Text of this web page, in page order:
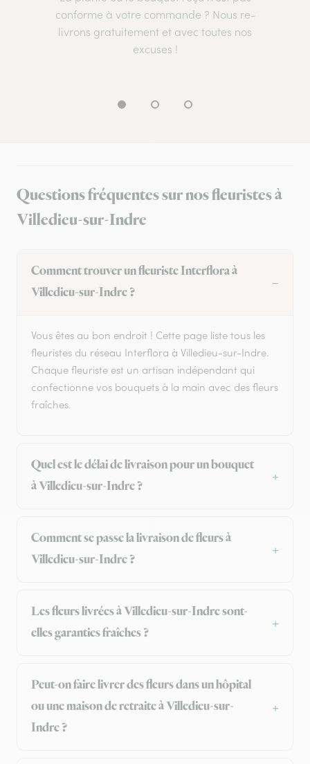
conforme à votre commande ? Nous re-
livrons gratuitement et avec toutes nos
excuses !
Questions fréquentes sur nos fleuristes à
Villedieu-sur-Indre
Comment trouver un fleuriste Interflora à
Villedieu-sur-Indre ?
Vous êtes au bon endroit ! Cette page liste tous les
fleuristes du réseau Interflora à Villedieu-sur-Indre.
Chaque fleuriste est un artisan indépendant qui
confectionne vos bouquets à la main avec des fleurs
fraîches.
Quel est le délai de livraison pour un bouquet
à Villedieu-sur-Indre ?
Comment se passe la livraison de fleurs à
Villedieu-sur-Indre ?
Les fleurs livrées à Villedieu-sur-Indre sont-
elles garanties fraîches ?
Peut-on faire livrer des fleurs dans un hôpital
ou une maison de retraite à Villedieu-sur-
Indre ?